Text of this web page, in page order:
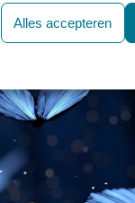
Alles accepteren